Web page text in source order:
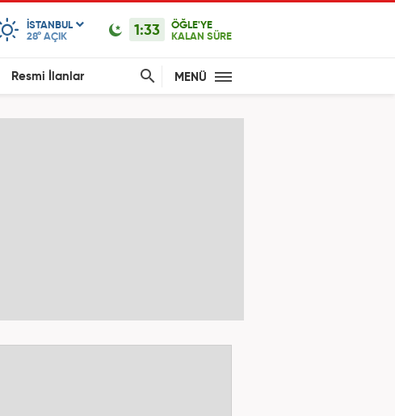
ISTANBUL
28° AÇIK 1:33
ÖĞLE'YE
KALAN SÜRE
Resmi İlanlar MENÜ